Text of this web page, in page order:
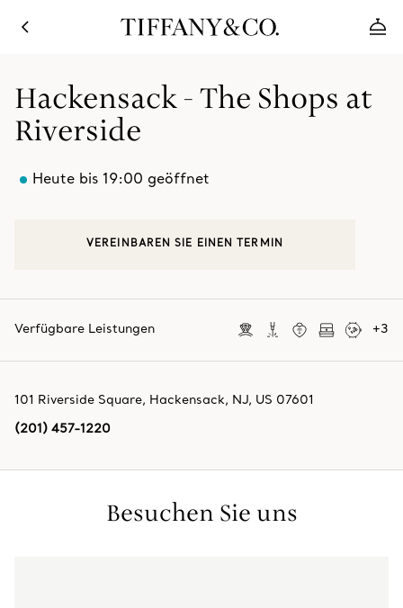
Hackensack - The Shops at
Riverside
Heute bis 19:00 geöffnet
VEREINBAREN SIE EINEN TERMIN
Verfügbare Leistungen +3
101 Riverside Square, Hackensack, NJ, US 07601
(201) 457-1220
Besuchen Sie uns